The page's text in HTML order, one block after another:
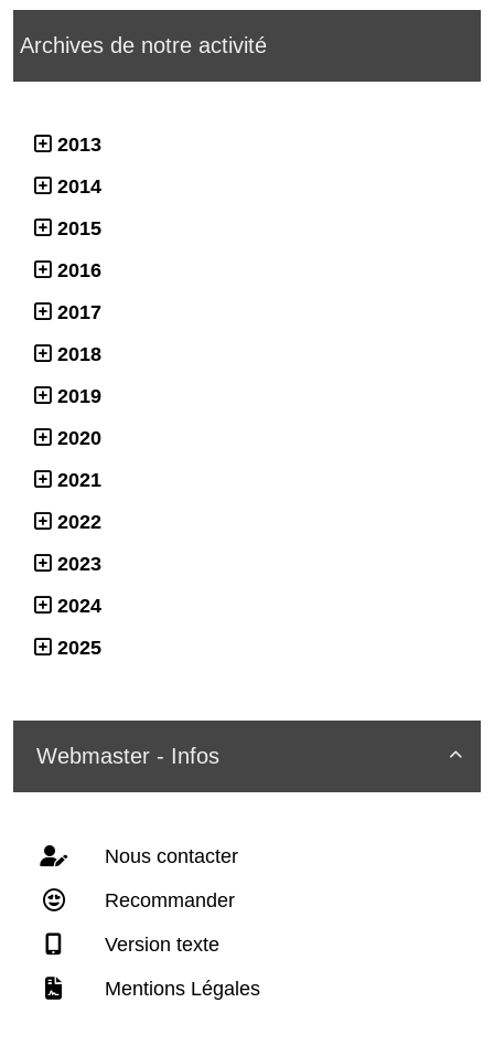
Archives de notre activité
2013
2014
2015
2016
2017
2018
2019
2020
2021
2022
2023
2024
2025

Webmaster - Infos
Nous contacter
Recommander
Version texte
Mentions Légales